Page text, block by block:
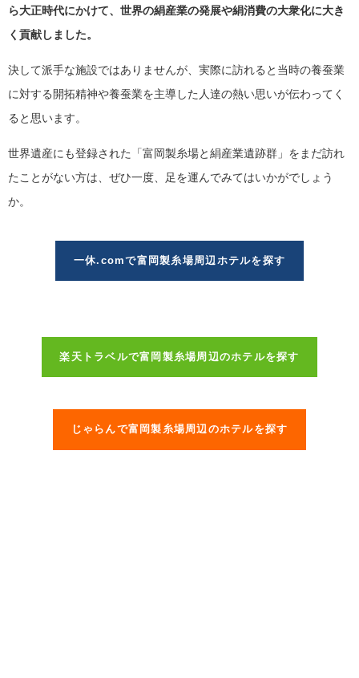
ら大正時代にかけて、世界の絹産業の発展や絹消費の大衆化に大き
く貢献しました。
決して派手な施設ではありませんが、実際に訪れると当時の養蚕業
に対する開拓精神や養蚕業を主導した人達の熱い思いが伝わってく
ると思います。
世界遺産にも登録された「富岡製糸場と絹産業遺跡群」をまだ訪れ
たことがない方は、ぜひ一度、足を運んでみてはいかがでしょう
か。
一休.comで富岡製糸場周辺ホテルを探す
楽天トラベルで富岡製糸場周辺のホテルを探す
じゃらんで富岡製糸場周辺のホテルを探す